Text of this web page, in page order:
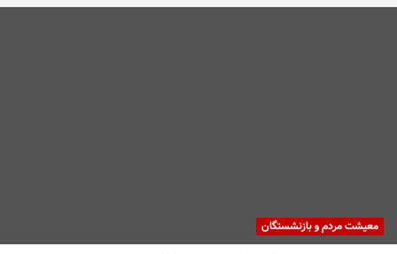
معیشت مردم و بازنشستگان